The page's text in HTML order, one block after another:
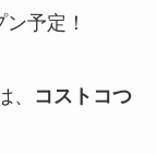
予定！
、
コストコつ